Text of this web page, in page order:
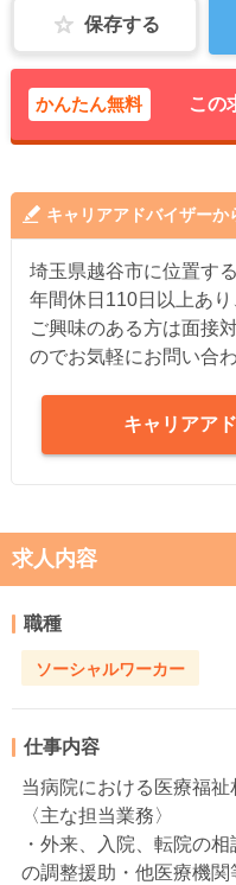
保存する
かんたん無料 この
キャリアアドバイザーか
埼玉県越谷市に位置す
年間休日110日以上あり
ご興味のある方は面接
のでお気軽にお問い合
キャリアア
求人内容
職種
ソーシャルワーカー
仕事内容
当病院における医療福祉
〈主な担当業務〉
・外来、入院、転院の
の調整援助・他医療機